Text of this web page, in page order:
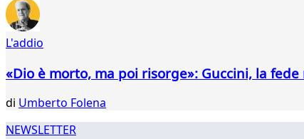
...
L'addio
«Dio è morto, ma poi risorge»: Guccini, la
di Umberto Folena
NEWSLETTER